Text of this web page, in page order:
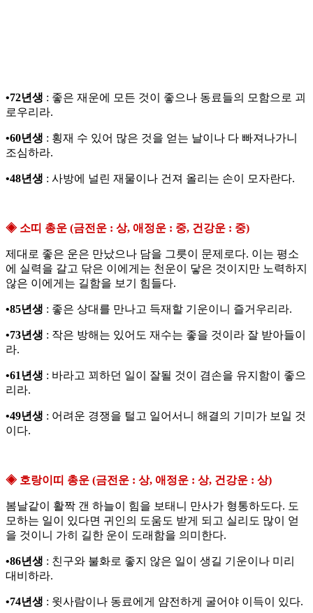
•72년생 : 좋은 재운에 모든 것이 좋으나 동료들의 모함으로 괴
로우리라.
•60년생 : 횡재 수 있어 많은 것을 얻는 날이나 다 빠져나가니
조심하라.
•48년생 : 사방에 널린 재물이나 건져 올리는 손이 모자란다.
◈ 소띠 총운 (금전운 : 상, 애정운 : 중, 건강운 : 중)
제대로 좋은 운은 만났으나 담을 그릇이 문제로다. 이는 평소
에 실력을 갈고 닦은 이에게는 천운이 닿은 것이지만 노력하지
않은 이에게는 길함을 보기 힘들다.
•85년생 : 좋은 상대를 만나고 득재할 기운이니 즐거우리라.
•73년생 : 작은 방해는 있어도 재수는 좋을 것이라 잘 받아들이
라.
•61년생 : 바라고 꾀하던 일이 잘될 것이 겸손을 유지함이 좋으
리라.
•49년생 : 어려운 경쟁을 털고 일어서니 해결의 기미가 보일 것
이다.
◈ 호랑이띠 총운 (금전운 : 상, 애정운 : 상, 건강운 : 상)
봄날같이 활짝 갠 하늘이 힘을 보태니 만사가 형통하도다. 도
모하는 일이 있다면 귀인의 도움도 받게 되고 실리도 많이 얻
을 것이니 가히 길한 운이 도래함을 의미한다.
•86년생 : 친구와 불화로 좋지 않은 일이 생길 기운이나 미리
대비하라.
•74년생 : 윗사람이나 동료에게 얌전하게 굴어야 이득이 있다.